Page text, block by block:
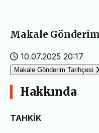
Makale
10.07.2025 20:17
Makale Gönderim Tarihçesi
Hakkında
TAHKİK